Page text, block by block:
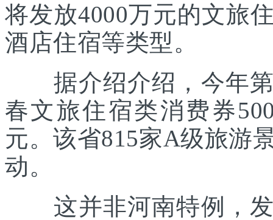
将发放4000万元的文旅
酒店住宿等类型。
据介绍介绍，今年第
春文旅住宿类消费券
元。该省815家A级旅游
动。
这并非河南特例，发